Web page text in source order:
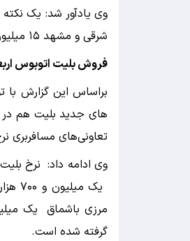
شرقی و مشهد ۱۵ میلیون تومان خواهد بود.
فروش بلیت اتوبوس
براساس این گزارش با
های جدید بلیت هم در
تعاونی‌های مسافربری نرخ بلیت مرز
گرفته شده است.